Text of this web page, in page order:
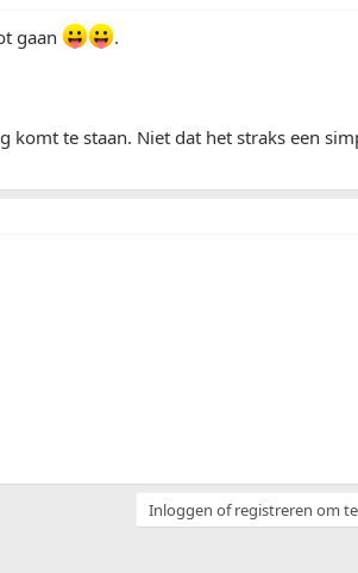
gaan .
komt te staan. Niet dat het straks een
Inloggen of registreren om